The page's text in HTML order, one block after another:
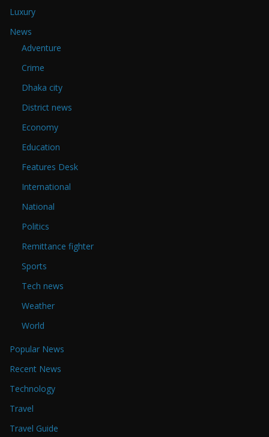
Luxury
News
Adventure
Crime
Dhaka city
District news
Economy
Education
Features Desk
International
National
Politics
Remittance fighter
Sports
Tech news
Weather
World
Popular News
Recent News
Technology
Travel
Travel Guide